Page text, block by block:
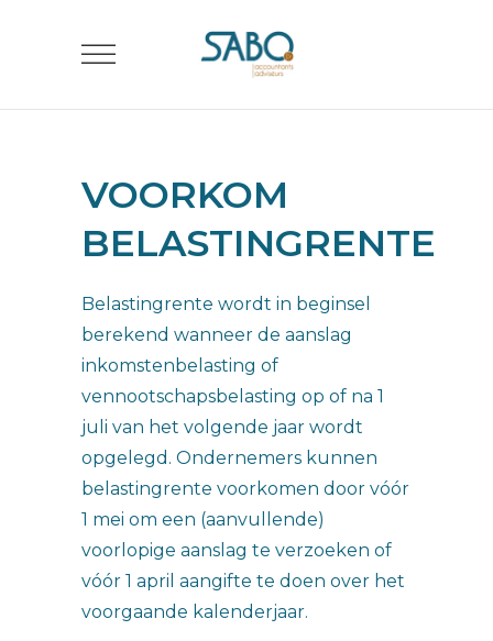
VOORKOM
BELASTINGRENTE
Belastingrente wordt in beginsel
berekend wanneer de aanslag
inkomstenbelasting of
vennootschapsbelasting op of na 1
juli van het volgende jaar wordt
opgelegd. Ondernemers kunnen
belastingrente voorkomen door vóór
1 mei om een (aanvullende)
voorlopige aanslag te verzoeken of
vóór 1 april aangifte te doen over het
voorgaande kalenderjaar.